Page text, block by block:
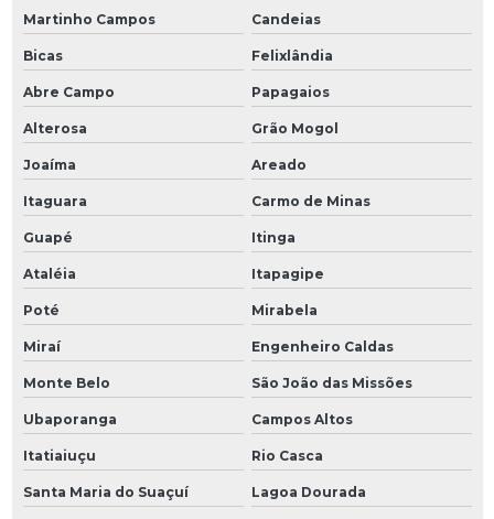
Martinho Campos Candeias
Bicas Felixlândia
Abre Campo Papagaios
Alterosa Grão Mogol
Joaíma Areado
Itaguara Carmo de Minas
Guapé Itinga
Ataléia Itapagipe
Poté Mirabela
Miraí Engenheiro Caldas
Monte Belo São João das Missões
Ubaporanga Campos Altos
Itatiaiuçu Rio Casca
Santa Maria do Suaçuí Lagoa Dourada